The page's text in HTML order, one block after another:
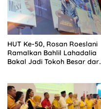
HUT Ke-50, Rosan Roeslani
Ramalkan Bahlil Lahadalia
Bakal Jadi Tokoh Besar dari